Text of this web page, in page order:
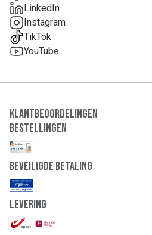
LinkedIn
Instagram
TikTok
YouTube
Klantbeoordelingen
Bestellingen
Beveiligde Betaling
Levering